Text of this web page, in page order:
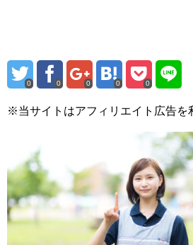
0 0 0 0 0
※当サイトはアフィリエイト広告を